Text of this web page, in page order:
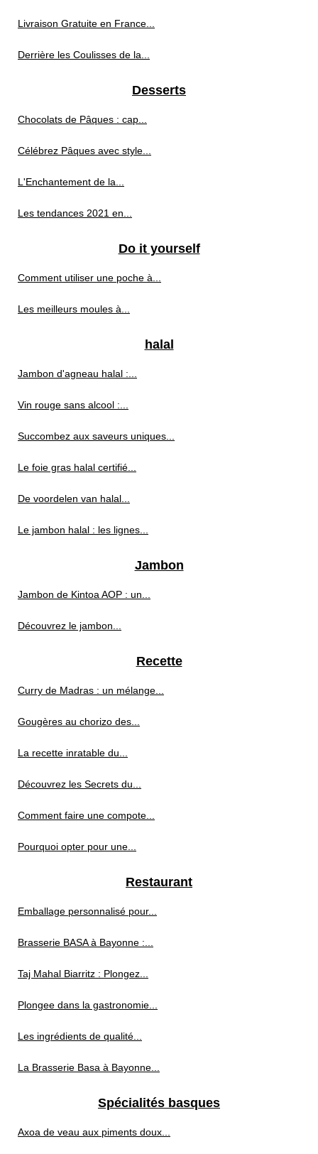
Livraison Gratuite en France...
Derrière les Coulisses de la...
Desserts
Chocolats de Pâques : cap...
Célébrez Pâques avec style...
L'Enchantement de la...
Les tendances 2021 en...
Do it yourself
Comment utiliser une poche à...
Les meilleurs moules à...
halal
Jambon d'agneau halal :...
Vin rouge sans alcool :...
Succombez aux saveurs uniques...
Le foie gras halal certifié...
De voordelen van halal...
Le jambon halal : les lignes...
Jambon
Jambon de Kintoa AOP : un...
Découvrez le jambon...
Recette
Curry de Madras : un mélange...
Gougères au chorizo des...
La recette inratable du...
Découvrez les Secrets du...
Comment faire une compote...
Pourquoi opter pour une...
Restaurant
Emballage personnalisé pour...
Brasserie BASA à Bayonne :...
Taj Mahal Biarritz : Plongez...
Plongee dans la gastronomie...
Les ingrédients de qualité...
La Brasserie Basa à Bayonne...
Spécialités basques
Axoa de veau aux piments doux...